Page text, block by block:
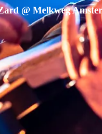
@ Melkweg